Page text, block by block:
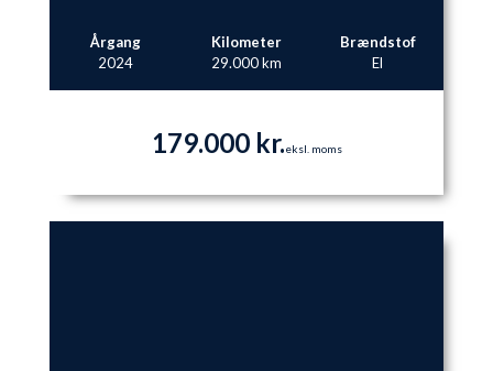
Årgang
2024
Kilometer
29.000 km
Brændstof
El
179.000 kr.eksl. moms